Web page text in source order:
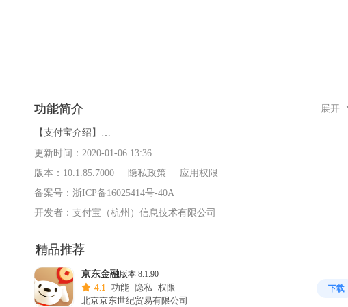
功能简介
【支付宝介绍】
“蚂蚁金服旗下的支付宝，是以每个人为中心，拥有全球用户10亿的生活服
平台。目前，支付宝已发展成为融合了支付、理财、生活服务、政务服务、
公益等多个场景与行业的开放性平台。
充话费、缴水电煤等！通过智能语音机器人一步触达上百种生活服务，不仅
更新时间： 2020-01-06 13:36
版本： 10.1.85.7000 隐私政策
应用权限
备案号： 浙ICP备16025414号-40A
开发者： 支付宝（杭州）信息技术有限公司
展开
精品推荐
京东金融版本 8.1.90
4.1 功能 隐私 权限
北京京东世纪贸易有限公司
下载